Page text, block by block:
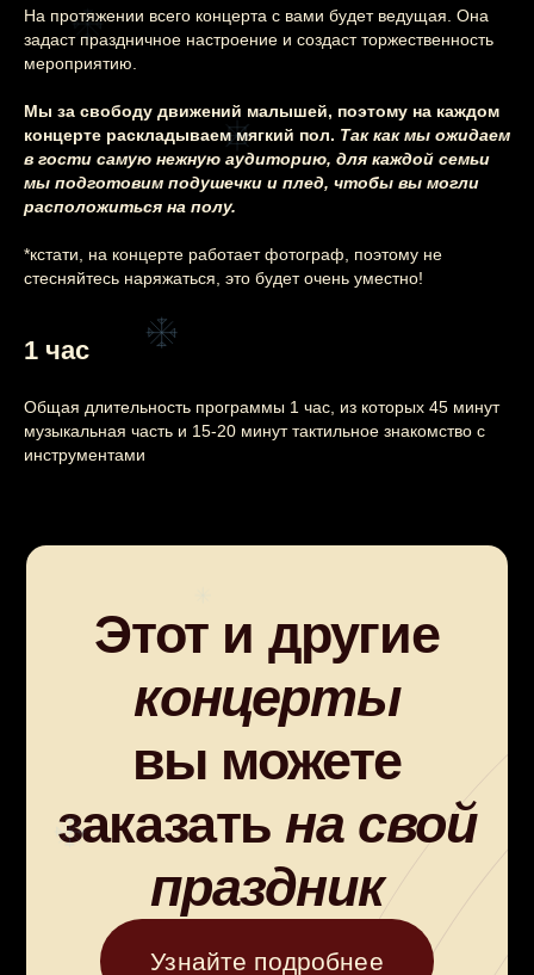
На протяжении всего концерта с вами будет ведущая. Она
задаст праздничное настроение и создаст торжественность
мероприятию.
Мы за свободу движений малышей, поэтому на каждом
концерте раскладываем мягкий пол. Так как мы ожидаем
в гости самую нежную аудиторию, для каждой семьи
мы подготовим подушечки и плед, чтобы вы могли
расположиться на полу.
*кстати, на концерте работает фотограф, поэтому не
стесняйтесь наряжаться, это будет очень уместно!
1 час
Общая длительность программы 1 час, из которых 45 минут
музыкальная часть и 15-20 минут тактильное знакомство с
инструментами